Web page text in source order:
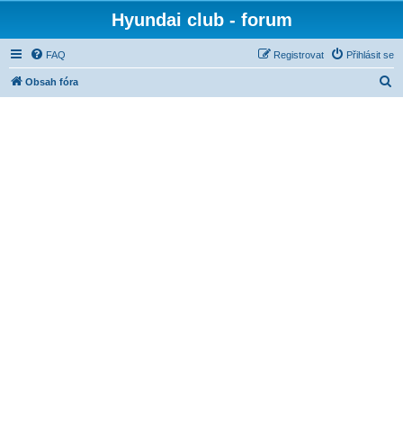
Hyundai club - forum
FAQ Přihlásit se
Registrovat
Obsah fóra